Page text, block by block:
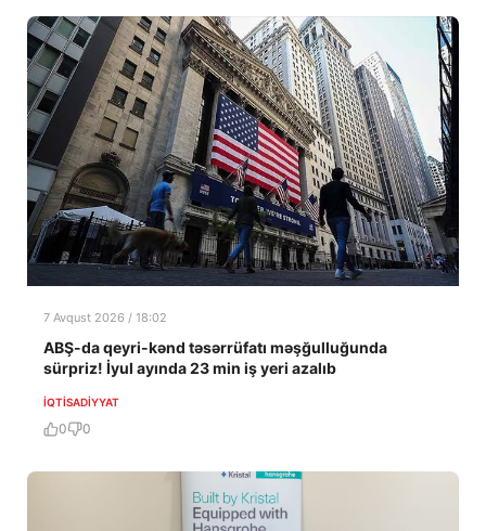
7 Avqust 2026 / 18:02
ABŞ-da qeyri-kənd təsərrüfatı məşğulluğunda
sürpriz! İyul ayında 23 min iş yeri azalıb
İQTISADIYYAT
0 0